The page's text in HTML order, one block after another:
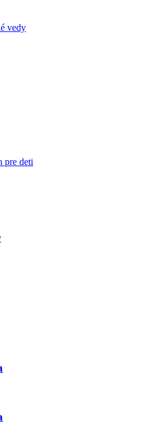
vedy
pre deti